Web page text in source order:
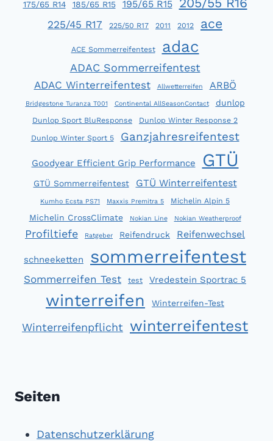
175/65 R14
185/65 R15 195/65 R15
225/45 R17 225/50 R17 2011 2012 ace
ACE Sommerreifentest adac
ADAC Sommerreifentest
ADAC Winterreifentest Allwetterreifen ARBÖ
Bridgestone Turanza T001 Continental AllSeasonContact dunlop
Dunlop Sport BluResponse
Dunlop Winter Response 2
Dunlop Winter Sport 5
Ganzjahresreifentest
Goodyear Efficient Grip Performance GTÜ
GTÜ Sommerreifentest GTÜ Winterreifentest
Kumho Ecsta PS71 Maxxis Premitra 5 Michelin Alpin 5
Michelin CrossClimate Nokian Line Nokian Weatherproof
Profiltiefe Ratgeber Reifendruck Reifenwechsel
schneeketten sommerreifentest
Sommerreifen Test test Vredestein Sportrac 5
winterreifen Winterreifen-Test
Winterreifenpflicht winterreifentest
Seiten
Datenschutzerklärung